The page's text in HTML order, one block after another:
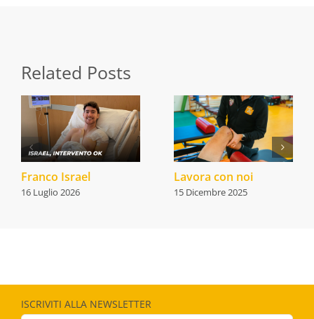
Related Posts
Franco Israel
16 Luglio 2026
Lavora con noi
15 Dicembre 2025
ISCRIVITI ALLA NEWSLETTER